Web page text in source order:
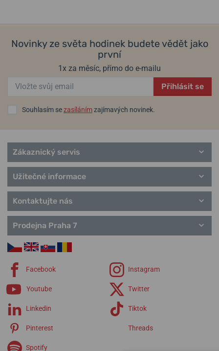
Novinky ze světa hodinek budete vědět jako
první
1x za měsíc, přímo do e-mailu
Přihlásit se
Souhlasím sezasílánímzajímavých novinek.
Zákaznický servis
Užitečné informace
Kontaktujte nás
Prodejna Praha 7
Facebook Instagram
Youtube Twitter
Linkedin Tiktok
Pinterest Threads
Spotify